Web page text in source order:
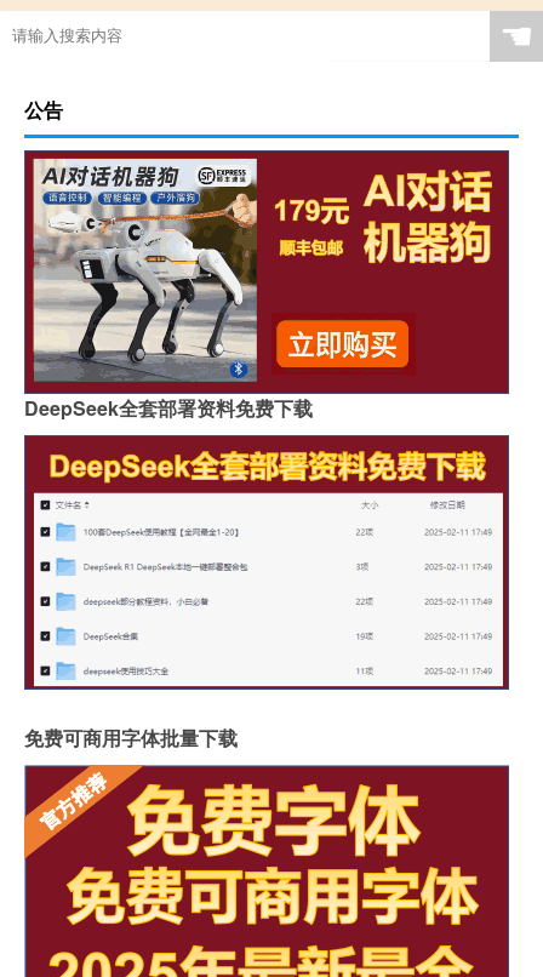
☚
公告
DeepSeek全套部署资料免费下载
免费可商用字体批量下载